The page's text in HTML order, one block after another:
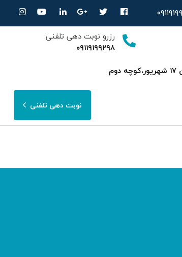
رزرو نوبت دهی تلفنی:
۰۹۱۱۹۱۹۹۲۹۸
ساری،بلوار امیرمازندرانی روبرویی داروخانه‌ دکتر صحرایی مجتمع پزشکی هسته ای پارسا ط ۳ واحد ۱۰ / آمل،میدان ۱۷ شهریور،کوچه دوم
نوبت دهی تلفنی